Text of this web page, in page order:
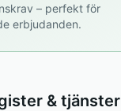
– perfekt för
erbjudanden.
& tjänster